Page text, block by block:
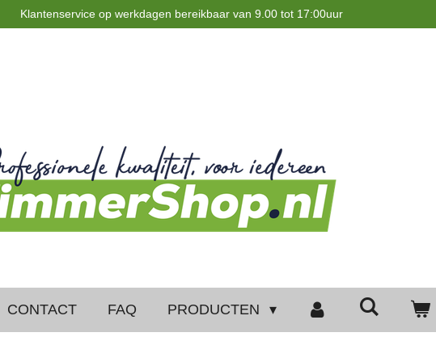
Klantenservice op werkdagen bereikbaar van 9.00 tot 17:00uur
CONTACT FAQ PRODUCTEN